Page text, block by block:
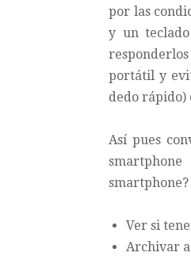
por las
y un teclado
portátil y
dedo rápido)
Así pues
smartphone?
Ver si
Archivar